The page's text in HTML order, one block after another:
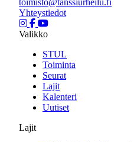
toimisto@tanssiurheilu.fi
Yhteystiedot
Valikko
STUL
Toiminta
Seurat
Lajit
Kalenteri
Uutiset
Lajit